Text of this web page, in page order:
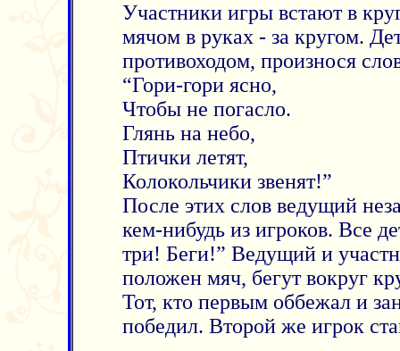
Участники игры встают в
мячом в руках - за кругом.
противоходом, произнося
“Гори-гори ясно,
Чтобы не погасло.
Глянь на небо,
Птички летят,
Колокольчики звенят!”
После этих слов ведущий
кем-нибудь из игроков. Все
три! Беги!” Ведущий и
положен мяч, бегут вокруг
Тот, кто первым оббежал и
победил. Второй же игрок